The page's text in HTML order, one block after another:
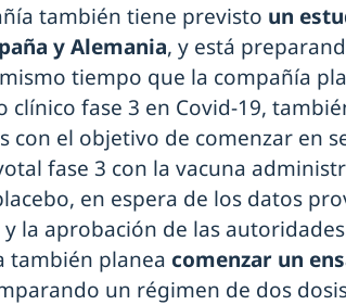
también tiene previsto un
y Alemania, y está
mismo tiempo que la compañía
clínico fase 3 en Covid-19,
con el objetivo de comenzar en
fase 3 con la vacuna
en espera de los datos
y la aprobación de las
también planea comenzar un
un régimen de dos